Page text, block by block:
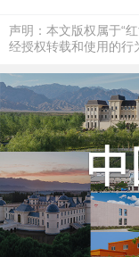
声明：本文版权属于“
经授权转载和使用的行